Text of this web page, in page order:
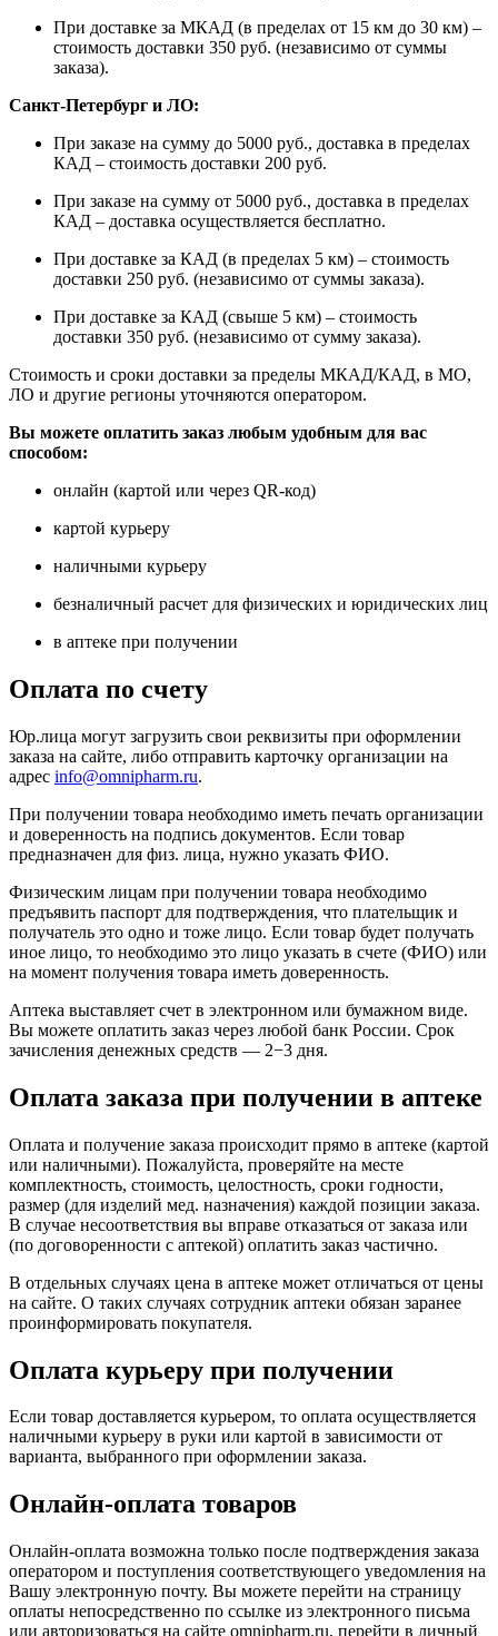
При доставке за МКАД (в пределах от 15 км до 30 км) –
стоимость доставки 350 руб. (независимо от суммы
заказа).
Санкт-Петербург и ЛО:
При заказе на сумму до 5000 руб., доставка в пределах
КАД – стоимость доставки 200 руб.
При заказе на сумму от 5000 руб., доставка в пределах
КАД – доставка осуществляется бесплатно.
При доставке за КАД (в пределах 5 км) – стоимость
доставки 250 руб. (независимо от суммы заказа).
При доставке за КАД (свыше 5 км) – стоимость
доставки 350 руб. (независимо от сумму заказа).
Стоимость и сроки доставки за пределы МКАД/КАД, в МО,
ЛО и другие регионы уточняются оператором.
Вы можете оплатить заказ любым удобным для вас
способом:
онлайн (картой или через QR-код)
картой курьеру
наличными курьеру
безналичный расчет для физических и юридических лиц
в аптеке при получении
Оплата по счету
Юр.лица могут загрузить свои реквизиты при оформлении
заказа на сайте, либо отправить карточку организации на
адрес info@omnipharm.ru.
При получении товара необходимо иметь печать организации
и доверенность на подпись документов. Если товар
предназначен для физ. лица, нужно указать ФИО.
Физическим лицам при получении товара необходимо
предъявить паспорт для подтверждения, что плательщик и
получатель это одно и тоже лицо. Если товар будет получать
иное лицо, то необходимо это лицо указать в счете (ФИО) или
на момент получения товара иметь доверенность.
Аптека выставляет счет в электронном или бумажном виде.
Вы можете оплатить заказ через любой банк России. Срок
зачисления денежных средств — 2−3 дня.
Оплата заказа при получении в аптеке
Оплата и получение заказа происходит прямо в аптеке (картой
или наличными). Пожалуйста, проверяйте на месте
комплектность, стоимость, целостность, сроки годности,
размер (для изделий мед. назначения) каждой позиции заказа.
В случае несоответствия вы вправе отказаться от заказа или
(по договоренности с аптекой) оплатить заказ частично.
В отдельных случаях цена в аптеке может отличаться от цены
на сайте. О таких случаях сотрудник аптеки обязан заранее
проинформировать покупателя.
Оплата курьеру при получении
Если товар доставляется курьером, то оплата осуществляется
наличными курьеру в руки или картой в зависимости от
варианта, выбранного при оформлении заказа.
Онлайн-оплата товаров
Онлайн-оплата возможна только после подтверждения заказа
оператором и поступления соответствующего уведомления на
Вашу электронную почту. Вы можете перейти на страницу
оплаты непосредственно по ссылке из электронного письма
или авторизоваться на сайте omnipharm.ru, перейти в личный